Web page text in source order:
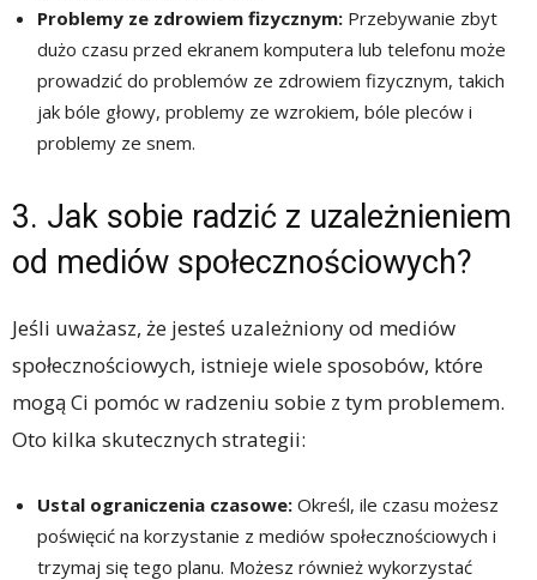
Problemy ze zdrowiem fizycznym: Przebywanie zbyt
dużo czasu przed ekranem komputera lub telefonu może
prowadzić do problemów ze zdrowiem fizycznym, takich
jak bóle głowy, problemy ze wzrokiem, bóle pleców i
problemy ze snem.
3. Jak sobie radzić z uzależnieniem
od mediów społecznościowych?
Jeśli uważasz, że jesteś uzależniony od mediów
społecznościowych, istnieje wiele sposobów, które
mogą Ci pomóc w radzeniu sobie z tym problemem.
Oto kilka skutecznych strategii:
Ustal ograniczenia czasowe: Określ, ile czasu możesz
poświęcić na korzystanie z mediów społecznościowych i
trzymaj się tego planu. Możesz również wykorzystać